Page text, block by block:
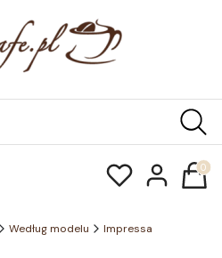
Według modelu Impressa